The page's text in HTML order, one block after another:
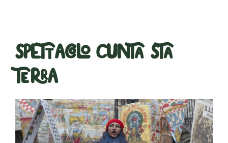
Spettacolo Cunta sta
terra